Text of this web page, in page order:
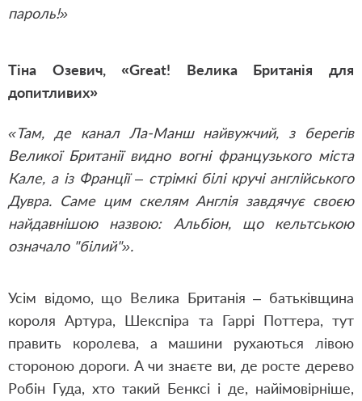
пароль!»
Тіна Озевич, «Great! Велика Британія для
допитливих»
«Там, де канал Ла-Манш найвужчий, з берегів
Великої Британії видно вогні французького міста
Кале, а із Франції – стрімкі білі кручі англійського
Дувра. Саме цим скелям Англія завдячує своєю
найдавнішою назвою: Альбіон, що кельтською
означало "білий"».
Усім відомо, що Велика Британія – батьківщина
короля Артура, Шекспіра та Гаррі Поттера, тут
править королева, а машини рухаються лівою
стороною дороги. А чи знаєте ви, де росте дерево
Робін Гуда, хто такий Бенксі і де, найімовірніше,